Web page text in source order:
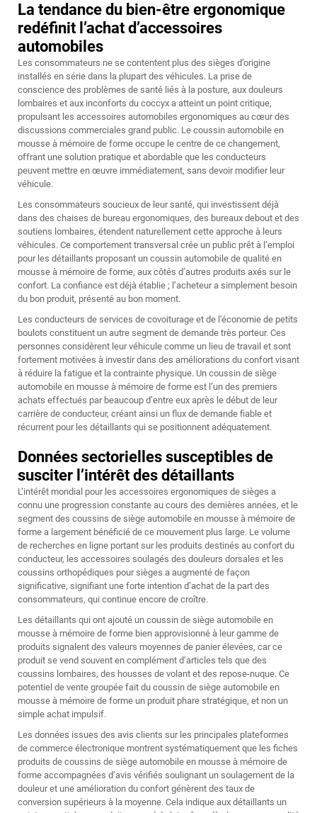
La tendance du bien-être ergonomique
redéfinit l’achat d’accessoires
automobiles
Les consommateurs ne se contentent plus des sièges d’origine
installés en série dans la plupart des véhicules. La prise de
conscience des problèmes de santé liés à la posture, aux douleurs
lombaires et aux inconforts du coccyx a atteint un point critique,
propulsant les accessoires automobiles ergonomiques au cœur des
discussions commerciales grand public. Le coussin automobile en
mousse à mémoire de forme occupe le centre de ce changement,
offrant une solution pratique et abordable que les conducteurs
peuvent mettre en œuvre immédiatement, sans devoir modifier leur
véhicule.
Les consommateurs soucieux de leur santé, qui investissent déjà
dans des chaises de bureau ergonomiques, des bureaux debout et des
soutiens lombaires, étendent naturellement cette approche à leurs
véhicules. Ce comportement transversal crée un public prêt à l’emploi
pour les détaillants proposant un coussin automobile de qualité en
mousse à mémoire de forme, aux côtés d’autres produits axés sur le
confort. La confiance est déjà établie ; l’acheteur a simplement besoin
du bon produit, présenté au bon moment.
Les conducteurs de services de covoiturage et de l'économie de petits
boulots constituent un autre segment de demande très porteur. Ces
personnes considèrent leur véhicule comme un lieu de travail et sont
fortement motivées à investir dans des améliorations du confort visant
à réduire la fatigue et la contrainte physique. Un coussin de siège
automobile en mousse à mémoire de forme est l’un des premiers
achats effectués par beaucoup d’entre eux après le début de leur
carrière de conducteur, créant ainsi un flux de demande fiable et
récurrent pour les détaillants qui se positionnent adéquatement.
Données sectorielles susceptibles de
susciter l’intérêt des détaillants
L’intérêt mondial pour les accessoires ergonomiques de sièges a
connu une progression constante au cours des dernières années, et le
segment des coussins de siège automobile en mousse à mémoire de
forme a largement bénéficié de ce mouvement plus large. Le volume
de recherches en ligne portant sur les produits destinés au confort du
conducteur, les accessoires soulagés des douleurs dorsales et les
coussins orthopédiques pour sièges a augmenté de façon
significative, signifiant une forte intention d’achat de la part des
consommateurs, qui continue encore de croître.
Les détaillants qui ont ajouté un coussin de siège automobile en
mousse à mémoire de forme bien approvisionné à leur gamme de
produits signalent des valeurs moyennes de panier élevées, car ce
produit se vend souvent en complément d’articles tels que des
coussins lombaires, des housses de volant et des repose-nuque. Ce
potentiel de vente groupée fait du coussin de siège automobile en
mousse à mémoire de forme un produit phare stratégique, et non un
simple achat impulsif.
Les données issues des avis clients sur les principales plateformes
de commerce électronique montrent systématiquement que les fiches
produits de coussins de siège automobile en mousse à mémoire de
forme accompagnées d’avis vérifiés soulignant un soulagement de la
douleur et une amélioration du confort génèrent des taux de
conversion supérieurs à la moyenne. Cela indique aux détaillants un